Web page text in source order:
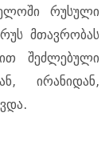
რუსული
მთავრობას
შეძლებული
ირანიდან,